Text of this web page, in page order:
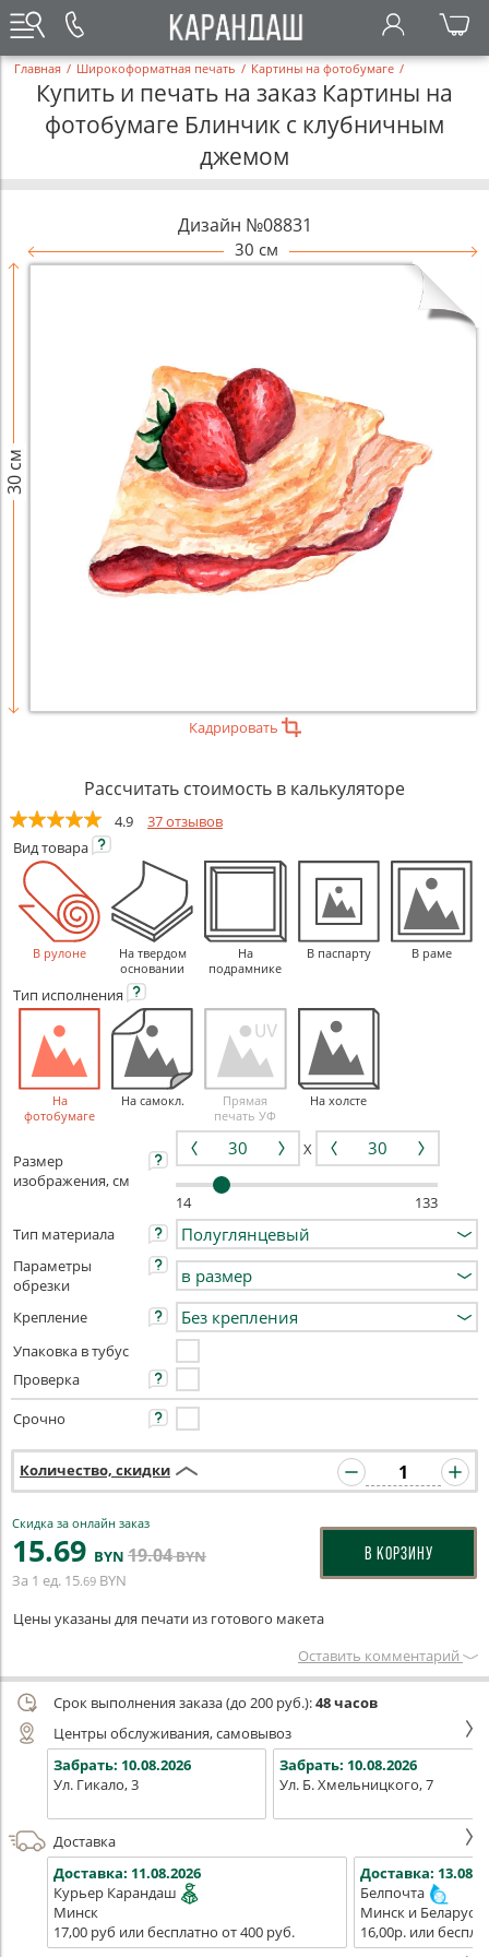
Главная / Широкоформатная печать / Картины на фотобумаге /
Купить и печать на заказ Картины на
фотобумаге Блинчик с клубничным
джемом
Дизайн №08831
30 см
30 см
Кадрировать
Рассчитать стоимость в калькуляторе
4.9
37 отзывов
Видтовара
В рулоне
На твердом
основании
На
подрамнике
В паспарту В раме
Тип исполнения
На
фотобумаге
На самокл.
Прямая
печать УФ
На холсте
Размер
изображения, см
X
14
133
Тип материала
Параметры
обрезки
Крепление
Упаковка в тубус
Проверка
Срочно
Количество, скидки
Скидка за онлайн заказ
15.69 BYN 19.04BYN
За 1 ед. 15.69 BYN
В КОРЗИНУ
Цены указаны для печати из готового макета
Оставить комментарий
Срок выполнения заказа (до 200 руб.):48 часов
Центры обслуживания, самовывоз
Забрать: 10.08.2026
Ул. Гикало, 3
Забрать: 10.08.2026
Ул. Б. Хмельницкого, 7
Доставка
Доставка: 11.08.2026
Курьер Карандаш
Минск
17,00 руб или бесплатно от 400 руб.
Доставка:
Белпочта
Минск и Беларусь
16,00р. или